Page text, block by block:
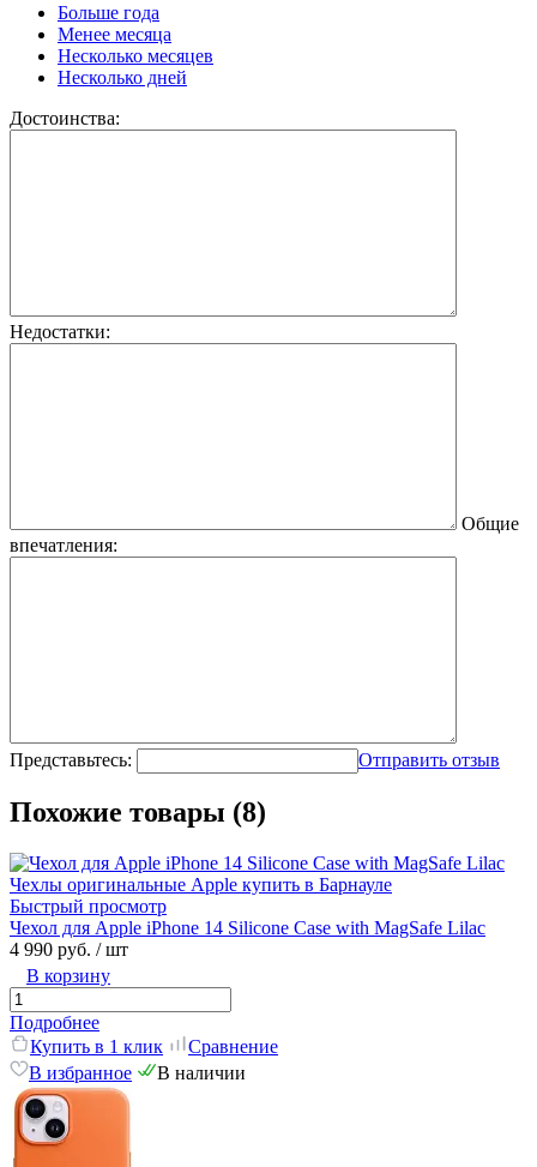
Больше года
Менее месяца
Несколько месяцев
Несколько дней
Достоинства:
Недостатки:
Общие
впечатления:
Представьтесь: Отправить отзыв
Похожие товары (8)
Быстрый просмотр
Чехол для Apple iPhone 14 Silicone Case with MagSafe Lilac
4 990 руб. / шт
В корзину
Подробнее
Купить в 1 клик
Сравнение
В избранное
В наличии